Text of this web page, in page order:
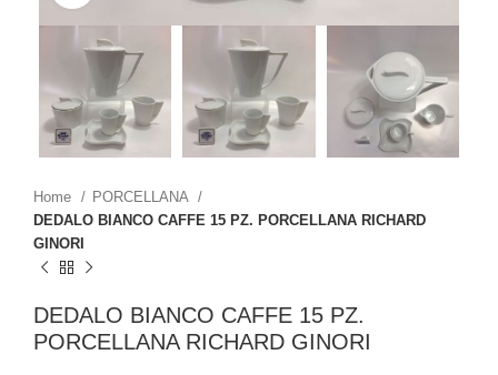
Home
PORCELLANA
DEDALO BIANCO CAFFE 15 PZ. PORCELLANA RICHARD
GINORI
DEDALO BIANCO CAFFE 15 PZ.
PORCELLANA RICHARD GINORI